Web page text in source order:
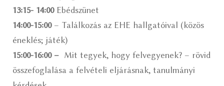
13:15- 14:00Ebédszünet
14:00-15:00– Találkozás az EHE hallgatóival (közös
éneklés; játék)
15:00-16:00 – Mit tegyek, hogy felvegyenek? – rövid
összefoglalása a felvételi eljárásnak, tanulmányi